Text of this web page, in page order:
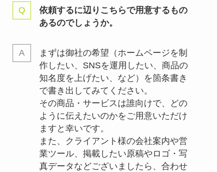
依頼するに辺りこちらで用意するもの
あるのでしょうか。
まずは御社の希望（ホームページを制
作したい、SNSを運用したい、商品の
知名度を上げたい、など）を箇条書き
で書き出してみてください。
その商品・サービスは誰向けで、どの
ように伝えたいのかをご用意いただけ
ますと幸いです。
また、クライアント様の会社案内や営
業ツール、掲載したい原稿やロゴ・写
真データなどございましたら、合わせ